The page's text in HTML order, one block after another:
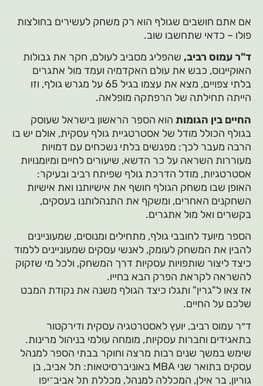
אם אתם חושבים שגולף הוא רק משחק לעשירים בחולצות
פולו – כדאי שתחשבו שוב.
ד"ר עמוס רביב, שהפליג מסביב לעולם, חקר את גבולות
האוקיינוס, כבש את עולם האקדמיה ועמד מול אתגרים
בלתי צפויים, מצא את עצמו בגיל 65 על מגרש גולף, וזו
הייתה תחילתה של הרפתקה מופלאה.
החיים בין הגומות הוא הספר הראשון בישראל שעוסק
בגולף הכולל מודל של אסטרטגיית גולף עסקית, אולם יש בו
הרבה מעבר לכך: מפגשים בלתי נשכחים עם דמויות
מעוררות השראה על כר הדשא, שיעורים לחיים ומיומנויות
אסטרטגיות, מודל הדרכת גולף שפיתח רביב ובעיקר:
האופן שבו משחק הגולף חושף את אישיותנו ואת אישיות
השחקנים האחרים, ומשקף את התנהלותנו בעסקים,
בקשרים ואל מול אתגרים.
הספר מיועד לחובבי גולף, מתחילים ומנוסים, שמעוניינים
להבין את המשחק לעומק, לאנשי עסקים שמעוניינים ללמוד
כיצד ליצור שותפויות עסקיות דרך המשחק, ולכל מי שזקוק
להשראה לקראת הפרק הבא בחייו.
אז צאו ל"גרין" ותגלו כיצד הגולף משנה את נקודת המבט
שלכם על החיים.
ד״ר עמוס רביב, יועץ לאסטרטגיה עסקית ודירקטור
בתאגידים וחברות עסקיות, מומחה עולמי בניהול מרינות.
שימש במשך שנים רבות מרצה וחוקר בבתי הספר למנהל
עסקים בתואר שני MBA באוניברסיטאות: תל אביב, בן
גוריון, בר אילן, המכללה למנהל, מכללת תל אביב־יפו